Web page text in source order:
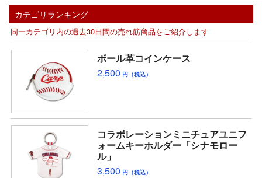
カテゴリランキング
同一カテゴリ内の過去30日間の売れ筋商品をご紹介します
ボール革コインケース
2,500 円（税込）
コラボレーションミニチュアユニフ
ォームキーホルダー「シナモロー
ル」
3,500 円（税込）